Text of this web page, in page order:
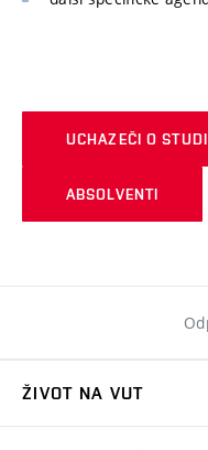
UCHAZEČI O
ABSOLVENTI
ŽIVOT NA VUT